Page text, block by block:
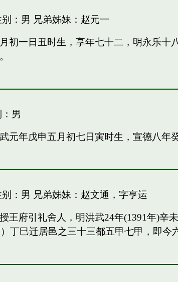
：男 兄弟姊妹： 赵元一
初一日丑时生，享年七十二，明永乐
男
元年戊申五月初七日寅时生，宣德八年
：男 兄弟姊妹： 赵文通，字亨运
王府引礼舍人，明洪武24年(1391年)辛
丁巳迁居邑之三十三都五甲七甲，即今